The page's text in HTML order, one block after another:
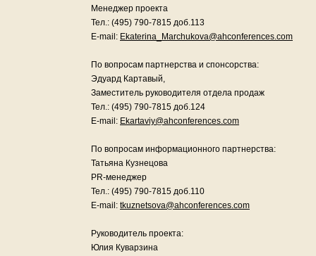
Менеджер проекта
Тел.: (495) 790-7815 доб.113
E-mail: Ekaterina_Marchukova@ahconferences.com
По вопросам партнерства и спонсорства:
Эдуард Картавый,
Заместитель руководителя отдела продаж
Тел.: (495) 790-7815 доб.124
E-mail: Ekartaviy@ahconferences.com
По вопросам информационного партнерства:
Татьяна Кузнецова
PR-менеджер
Тел.: (495) 790-7815 доб.110
E-mail: tkuznetsova@ahconferences.com
Руководитель проекта:
Юлия Куварзина